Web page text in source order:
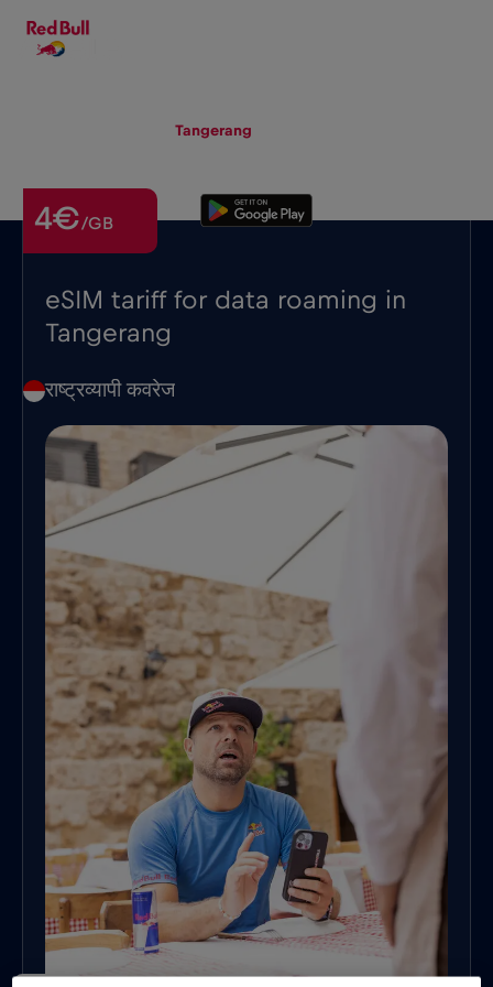
Tangerang
eSIM tariff for data roaming in
Tangerang
4€/GB
राष्ट्रव्यापी कवरेज